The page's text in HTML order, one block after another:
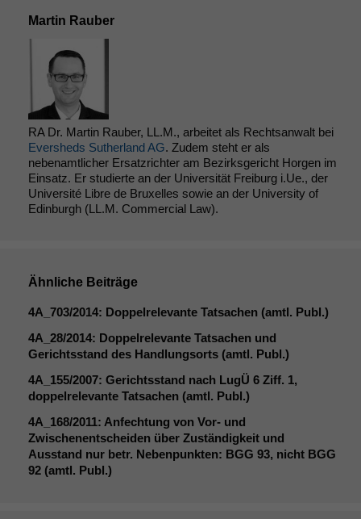
Martin Rauber
RA Dr. Martin Rauber, LL.M., arbeitet als Rechtsanwalt bei
Eversheds Sutherland AG. Zudem steht er als
nebenamtlicher Ersatzrichter am Bezirksgericht Horgen im
Einsatz. Er studierte an der Universität Freiburg i.Ue., der
Université Libre de Bruxelles sowie an der University of
Edinburgh (LL.M. Commercial Law).
Ähnliche Beiträge
4A_703/2014: Doppelrelevante Tatsachen (amtl. Publ.)
4A_28/2014: Doppelrelevante Tatsachen und
Gerichtsstand des Handlungsorts (amtl. Publ.)
4A_155/2007: Gerichtsstand nach LugÜ 6 Ziff. 1,
doppelrelevante Tatsachen (amtl. Publ.)
4A_168/2011: Anfechtung von Vor- und
Zwischenentscheiden über Zuständigkeit und
Ausstand nur betr. Nebenpunkten: BGG 93, nicht BGG
92 (amtl. Publ.)
braucht sie,
damit die
Website
korrekt
angezeigt
werden kann.
verbessern,
zeichnen
wir
anonyme
statistische
Daten auf.
Funktionalität